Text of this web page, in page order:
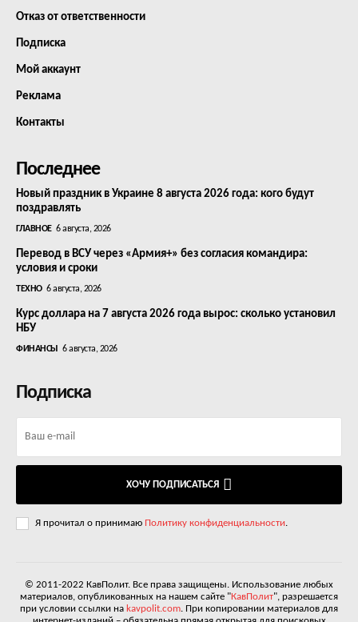
Отказ от ответственности
Подписка
Мой аккаунт
Реклама
Контакты
Последнее
Новый праздник в Украине 8 августа 2026 года: кого будут
поздравлять
ГЛАВНОЕ 6 августа, 2026
Перевод в ВСУ через «Армия+» без согласия командира:
условия и сроки
ТЕХНО 6 августа, 2026
Курс доллара на 7 августа 2026 года вырос: сколько установил
НБУ
ФИНАНСЫ 6 августа, 2026
Подписка
ХОЧУ ПОДПИСАТЬСЯ
Я прочитал о принимаю Политику конфиденциальности.
© 2011-2022 КавПолит. Все права защищены. Использование любых
материалов, опубликованных на нашем сайте "КавПолит", разрешается
при условии ссылки на kavpolit.com. При копировании материалов для